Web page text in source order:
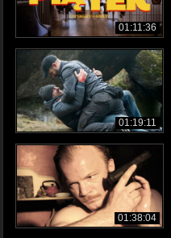
01:11:36
01:19:11
01:38:04